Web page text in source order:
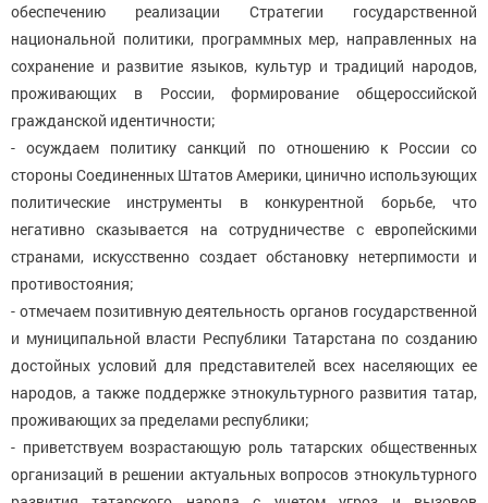
обеспечению реализации Стратегии государственной
национальной политики, программных мер, направленных на
сохранение и развитие языков, культур и традиций народов,
проживающих в России, формирование общероссийской
гражданской идентичности;
- осуждаем политику санкций по отношению к России со
стороны Соединенных Штатов Америки, цинично использующих
политические инструменты в конкурентной борьбе, что
негативно сказывается на сотрудничестве с европейскими
странами, искусственно создает обстановку нетерпимости и
противостояния;
- отмечаем позитивную деятельность органов государственной
и муниципальной власти Республики Татарстана по созданию
достойных условий для представителей всех населяющих ее
народов, а также поддержке этнокультурного развития татар,
проживающих за пределами республики;
- приветствуем возрастающую роль татарских общественных
организаций в решении актуальных вопросов этнокультурного